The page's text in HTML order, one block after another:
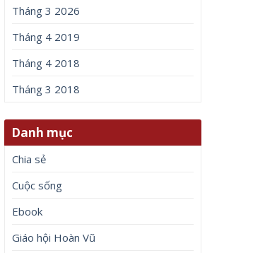
Tháng 3 2026
Tháng 4 2019
Tháng 4 2018
Tháng 3 2018
Danh mục
Chia sẻ
Cuộc sống
Ebook
Giáo hội Hoàn Vũ